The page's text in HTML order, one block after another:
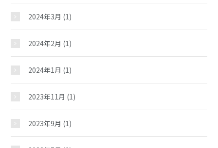
じどうかんだより
イベント
スケジュール
2024年3月 (1)
2024年2月 (1)
2024年1月 (1)
2023年11月 (1)
2023年9月 (1)